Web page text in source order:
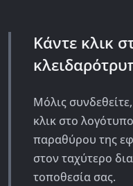
Κάντε κλικ
Μόλις
κλικ στο
παραθύρου της
στον ταχύτερο
τοποθεσία σας.